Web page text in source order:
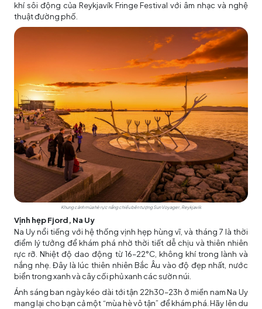
khí sôi động của Reykjavík Fringe Festival với âm nhạc và nghệ
thuật đường phố.
Khung cảnh mùa hè rực nắng chiều bên tượng Sun Voyager, Reykjavik
Vịnh hẹp Fjord, Na Uy
Na Uy nổi tiếng với hệ thống vịnh hẹp hùng vĩ, và tháng 7 là thời
điểm lý tưởng để khám phá nhờ thời tiết dễ chịu và thiên nhiên
rực rỡ. Nhiệt độ dao động từ 16–22°C, không khí trong lành và
nắng nhẹ. Đây là lúc thiên nhiên Bắc Âu vào độ đẹp nhất, nước
biển trong xanh và cây cối phủ xanh các sườn núi.
Ánh sáng ban ngày kéo dài tới tận 22h30–23h ở miền nam Na Uy
mang lại cho bạn cả một “mùa hè vô tận” để khám phá. Hãy lên du